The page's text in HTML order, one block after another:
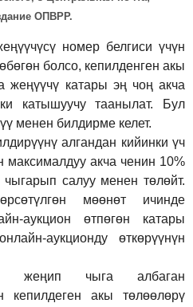
ОПВРР.
номер белгиси үчүн
болсо, кепилденген акы
жеңүүчү катары эң чоң акча
катышуучу таанылат. Бул
үү менен билдирме келет.
алгандан кийинки үч
максималдуу акча ченин 10%
салуу менен төлөйт.
мөөнөт ичинде
аукцион өтпөгөн катары
аукционду өткөрүүнүн
жеңип чыга албаган
кепилдеген акы төлөөлөрү